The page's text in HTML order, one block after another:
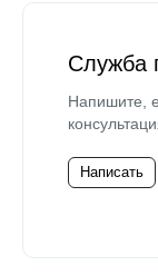
Служба
Напишите,
Написать